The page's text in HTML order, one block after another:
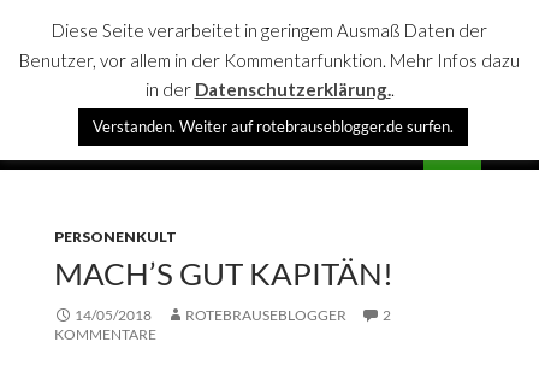
rotebrauseblogger
SPRINGE
PERSONENKULT
MACH’S GUT KAPITÄN!
14/05/2018 ROTEBRAUSEBLOGGER
2
KOMMENTARE
Diese Seite verarbeitet in geringem Ausmaß Daten der
Benutzer, vor allem in der Kommentarfunktion. Mehr Infos dazu
in der Datenschutzerklärung..
Verstanden. Weiter auf rotebrauseblogger.de surfen.